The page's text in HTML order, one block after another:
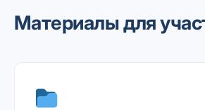
Материалы для